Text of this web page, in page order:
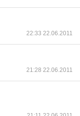
22:33 22.06.2011
21:28 22.06.2011